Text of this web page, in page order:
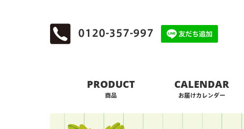
0120-357-997
PRODUCT
商品
CALENDAR
お届けカレンダー